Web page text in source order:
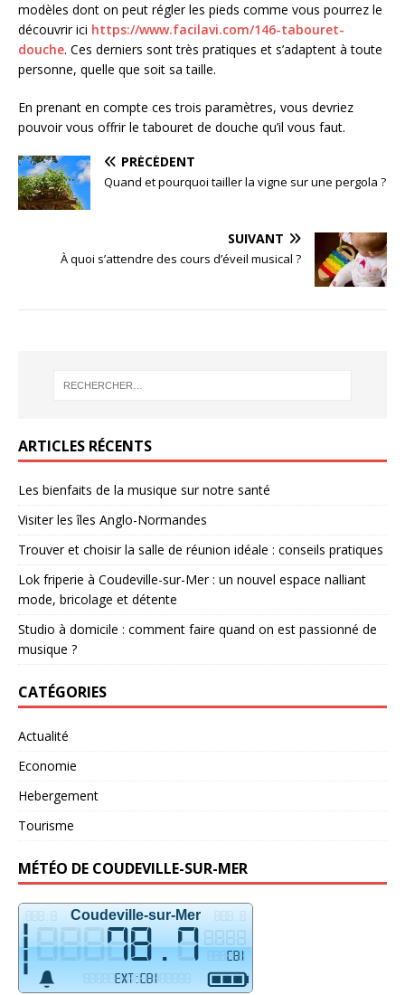
modèles dont on peut régler les pieds comme vous pourrez le
découvrir ici https://www.facilavi.com/146-tabouret-
douche. Ces derniers sont très pratiques et s’adaptent à toute
personne, quelle que soit sa taille.
En prenant en compte ces trois paramètres, vous devriez
pouvoir vous offrir le tabouret de douche qu’il vous faut.
PRÉCÉDENT
Quand et pourquoi tailler la vigne sur une pergola ?
SUIVANT
À quoi s’attendre des cours d’éveil musical ?
ARTICLES RÉCENTS
Les bienfaits de la musique sur notre santé
Visiter les îles Anglo-Normandes
Trouver et choisir la salle de réunion idéale : conseils pratiques
Lok friperie à Coudeville-sur-Mer : un nouvel espace nalliant
mode, bricolage et détente
Studio à domicile : comment faire quand on est passionné de
musique ?
CATÉGORIES
Actualité
Economie
Hebergement
Tourisme
MÉTÉO DE COUDEVILLE-SUR-MER